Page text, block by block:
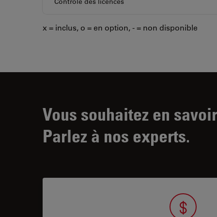
x = inclus, o = en option, - = non disponible
Vous souhaitez en
Parlez à nos experts.